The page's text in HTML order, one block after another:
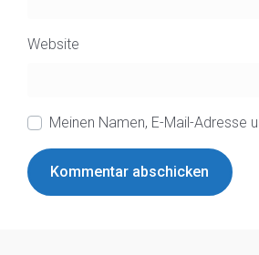
Website
Meinen Namen, E-Mail-Adresse